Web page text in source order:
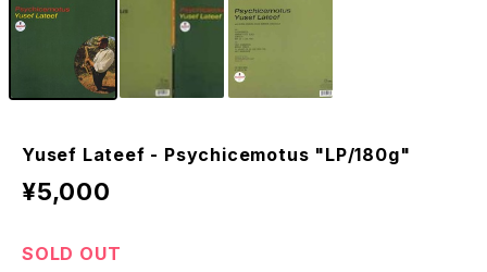
Yusef Lateef - Psychicemotus "LP/180g"
¥5,000
SOLD OUT